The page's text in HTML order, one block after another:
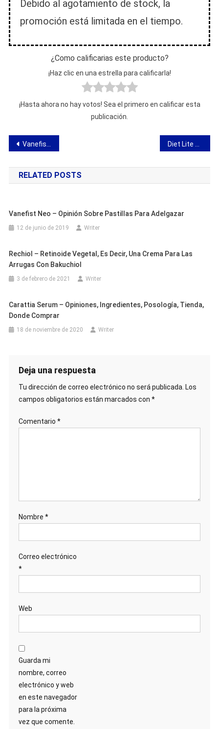
Debido al agotamiento de stock, la
promoción está limitada en el tiempo.
¿Como calificarias este producto?
¡Haz clic en una estrella para calificarla!
¡Hasta ahora no hay votos! Sea el primero en calificar esta
publicación.
Navegación
de
entradas
Vanefist Neo – opinión sobre pastillas para adelgazar
RELATED POSTS
Vanefist Neo – Opinión Sobre Pastillas Para Adelgazar
12 de junio de 2019 Writer
Rechiol – Retinoide Vegetal, Es Decir, Una Crema Para Las
Arrugas Con Bakuchiol
3 de febrero de 2021 Writer
Carattia Serum – Opiniones, Ingredientes, Posología, Tienda,
Donde Comprar
18 de noviembre de 2020 Writer
Deja una respuesta
Tu dirección de correo electrónico no será publicada. Los
campos obligatorios están marcados con *
Comentario *
Nombre *
Correo electrónico
*
Web
Guarda mi
nombre, correo
electrónico y web
en este navegador
para la próxima
vez que comente.